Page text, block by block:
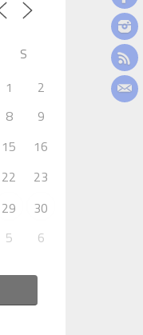
S
1
2
8
9
15
16
22
23
29
30
5 6